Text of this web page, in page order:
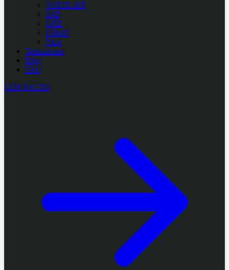
TOEFL iBT
SAT
GRE
GMAT
PAA
Testimonios
Blog
FAQ
CONTACTO